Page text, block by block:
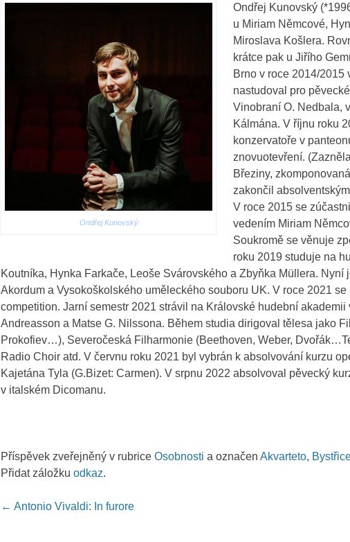
Ondřej Kunovský
Ondřej Kunovský
u Miriam Němcové,
Miroslava Košlera.
krátce pak u Jiřího
Brno v roce 2014/2015
nastudoval pro
Vinobraní O. Nedbala,
Kálmána. V říjnu roku
konzervatoře v
znovuotevření.
Březiny,
zakončil
V roce 2015 se
vedením Miriam
Soukromě se věnuje
roku 2019 studuje na
Koutníka, Hynka Farkače, Leoše Svárovského a Zbyňka Müllera.
Akordum a Vysokoškolského uměleckého souboru UK. V roce 2021
competition. Jarní semestr 2021 strávil na Královské hudební
Andreasson a Matse G. Nilssona. Během studia dirigoval tělesa jako
Prokofiev…), Severočeská Filharmonie (Beethoven, Weber,
Radio Choir atd. V červnu roku 2021 byl vybrán k absolvování kurzu
Kajetána Tyla (G.Bizet: Carmen). V srpnu 2022 absolvoval pěvecký
v italském Dicomanu.
Příspěvek zveřejněný v rubrice Osobnosti a označen Akvarteto,
Přidat záložku odkaz.
Post navigation
← Antonio Vivaldi: In furore